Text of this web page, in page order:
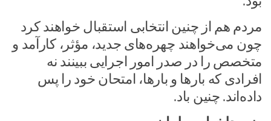
مردم هم از چنین انتخابی استقبال خواهند کرد
چون می‌خواهند چهره‌های جدید، مؤثر، کارآمد و
متخصص را در صدر امور اجرایی ببینند نه
افرادی که بارها و بارها، امتحان خود را پس
داده‌اند. چنین باد.